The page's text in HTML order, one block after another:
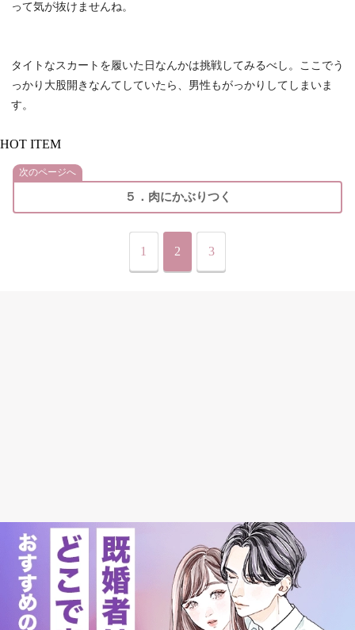
って気が抜けませんね。
タイトなスカートを履いた日なんかは挑戦してみるべし。ここでう
っかり大股開きなんてしていたら、男性もがっかりしてしまいま
す。
HOT ITEM
次のページへ
５．肉にかぶりつく
1 2 3